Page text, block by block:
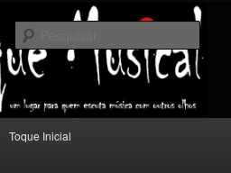
com outros olhos.
Toque Inicial